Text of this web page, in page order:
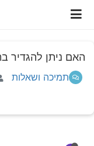
האם ניתן להגדיר
תמיכה ושאלות